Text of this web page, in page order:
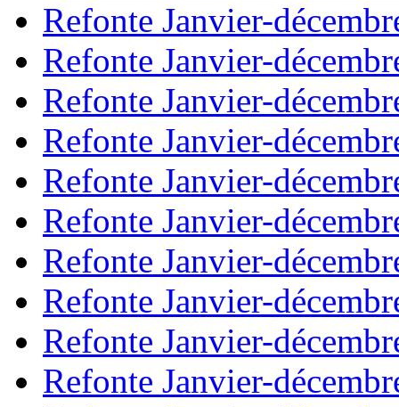
Refonte Janvier-
Refonte Janvier-
Refonte Janvier-
Refonte Janvier-
Refonte Janvier-
Refonte Janvier-
Refonte Janvier-
Refonte Janvier-
Refonte Janvier-
Refonte Janvier-